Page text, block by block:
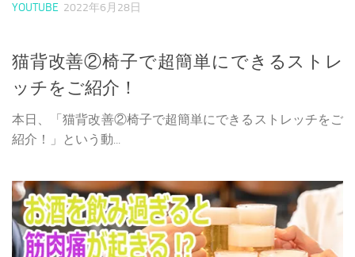
YOUTUBE 2022年6月28日
猫背改善②椅子で超簡単にできるストレ
ッチをご紹介！
本日、「猫背改善②椅子で超簡単にできるストレッチをご
紹介！」という動...